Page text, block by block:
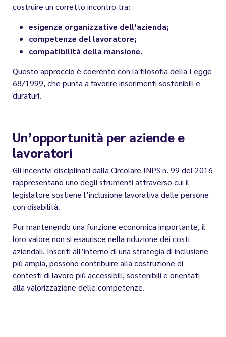
costruire un corretto incontro tra:
esigenze organizzative dell’azienda;
competenze del lavoratore;
compatibilità della mansione.
Questo approccio è coerente con la filosofia della Legge
68/1999, che punta a favorire inserimenti sostenibili e
duraturi.
Un’opportunità per aziende e
lavoratori
Gli incentivi disciplinati dalla Circolare INPS n. 99 del 2016
rappresentano uno degli strumenti attraverso cui il
legislatore sostiene l’inclusione lavorativa delle persone
con disabilità.
Pur mantenendo una funzione economica importante, il
loro valore non si esaurisce nella riduzione dei costi
aziendali. Inseriti all’interno di una strategia di inclusione
più ampia, possono contribuire alla costruzione di
contesti di lavoro più accessibili, sostenibili e orientati
alla valorizzazione delle competenze.